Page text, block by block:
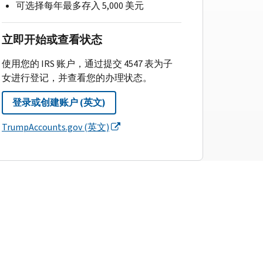
可选择每年最多存入 5,000 美元
立即开始或查看状态
使用您的 IRS 账户，通过提交 4547 表为子
女进行登记，并查看您的办理状态。
登录或创建账户 (英文)
TrumpAccounts.gov (英文)